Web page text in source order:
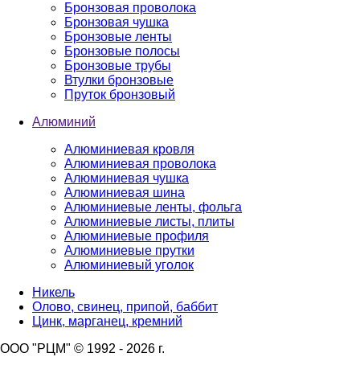
Бронзовая проволока
Бронзовая чушка
Бронзовые ленты
Бронзовые полосы
Бронзовые трубы
Втулки бронзовые
Пруток бронзовый
Алюминий
Алюминиевая кровля
Алюминиевая проволока
Алюминиевая чушка
Алюминиевая шина
Алюминиевые ленты, фольга
Алюминиевые листы, плиты
Алюминиевые профиля
Алюминиевые прутки
Алюминиевый уголок
Никель
Олово, свинец, припой, баббит
Цинк, марганец, кремний
ООО "РЦМ" © 1992 - 2026 г.